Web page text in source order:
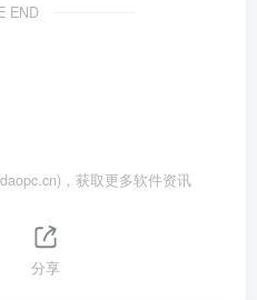
END
，获取更多软件资讯
分享